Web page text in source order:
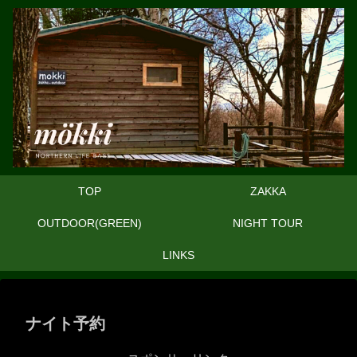
TOP ZAKKA
OUTDOOR(GREEN) NIGHT TOUR
LINKS
ナイト予約